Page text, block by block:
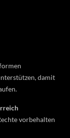
damit
vorbehalten